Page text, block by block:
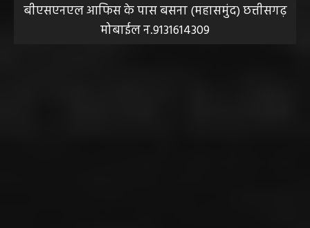
बीएसएनएल आफिस के पास बसना (महासमुंद) छत्तीसगढ़
मोबाईल न.9131614309